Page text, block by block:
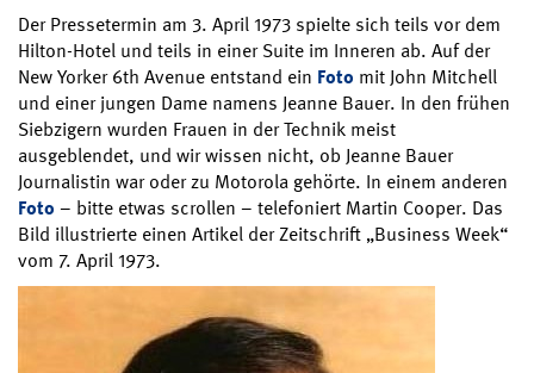
Der Pressetermin am 3. April 1973 spielte sich teils vor dem
Hilton-Hotel und teils in einer Suite im Inneren ab. Auf der
New Yorker 6th Avenue entstand ein Foto mit John Mitchell
und einer jungen Dame namens Jeanne Bauer. In den frühen
Siebzigern wurden Frauen in der Technik meist
ausgeblendet, und wir wissen nicht, ob Jeanne Bauer
Journalistin war oder zu Motorola gehörte. In einem anderen
Foto – bitte etwas scrollen – telefoniert Martin Cooper. Das
Bild illustrierte einen Artikel der Zeitschrift „Business Week“
vom 7. April 1973.